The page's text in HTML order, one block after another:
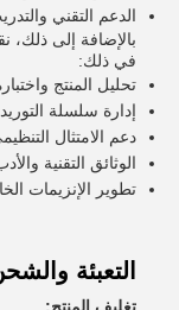
الدعم التقني
بالإضافة إلى ذلك،
في ذلك:
تحليل المنتج
إدارة سلسلة التوريد
دعم الامتثال
الوثائق التقنية
تطوير الإنزيمات
التعبئة